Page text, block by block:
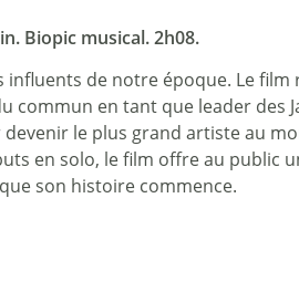
Biopic musical. 2h08.
de notre époque. Le
commun en tant que leader des
le plus grand artiste au
en solo, le film offre au public
son histoire commence.